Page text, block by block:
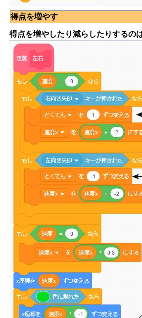
得点を増やす
得点を増やしたり減らしたりするの